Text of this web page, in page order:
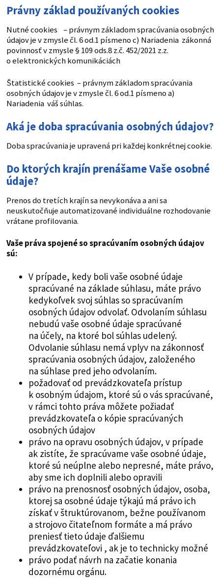
Právny základ používaných cookies
Nutné cookies – právnym základom spracúvania osobných
údajov je v zmysle čl. 6 od.1 písmeno c) Nariadenia zákonná
povinnosť v zmysle § 109 ods.8 z.č. 452/2021 z.z.
o elektronických komunikáciách
Štatistické cookies – právnym základom spracúvania
osobných údajov je v zmysle čl. 6 od.1 písmeno a)
Nariadenia váš súhlas.
Aká je doba spracúvania osobných údajov?
Doba spracúvania je upravená pri každej konkrétnej cookie.
Do ktorých krajín prenášame Vaše osobné
údaje?
Prenos do tretích krajín sa nevykonáva a ani sa
neuskutočňuje automatizované individuálne rozhodovanie
vrátane profilovania.
Vaše práva spojené so spracúvaním osobných údajov
sú:
V prípade, kedy boli vaše osobné údaje
spracúvané na základe súhlasu, máte právo
kedykoľvek svoj súhlas so spracúvaním
osobných údajov odvolať. Odvolaním súhlasu
nebudú vaše osobné údaje spracúvané
na účely, na ktoré bol súhlas udelený.
Odvolanie súhlasu nemá vplyv na zákonnosť
spracúvania osobných údajov, založeného
na súhlase pred jeho odvolaním.
požadovať od prevádzkovateľa prístup
k osobným údajom, ktoré sú o vás spracúvané,
v rámci tohto práva môžete požiadať
prevádzkovateľa o kópie spracúvaných
osobných údajov
právo na opravu osobných údajov, v prípade
ak zistíte, že spracúvame vaše osobné údaje,
ktoré sú neúplne alebo nepresné, máte právo,
aby sme ich doplnili alebo opravili
právo na prenosnosť osobných údajov, osoba,
ktorej sa osobné údaje týkajú má právo ich
získať v štruktúrovanom, bežne používanom
a strojovo čitateľnom formáte a má právo
preniesť tieto údaje ďalšiemu
prevádzkovateľovi , ak je to technicky možné
právo podať návrh na začatie konania
dozornému orgánu.